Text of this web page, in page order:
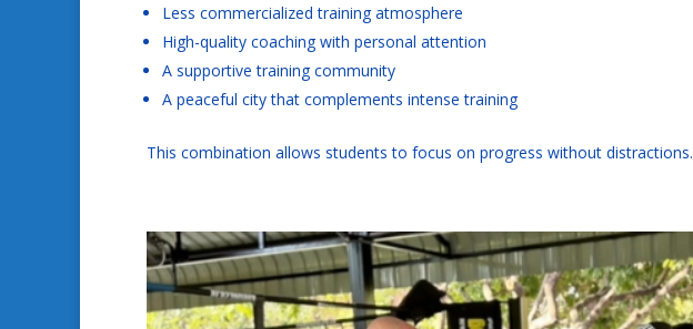
Less commercialized training atmosphere
High-quality coaching with personal attention
A supportive training community
A peaceful city that complements intense training
This combination allows students to focus on progress without distractions.